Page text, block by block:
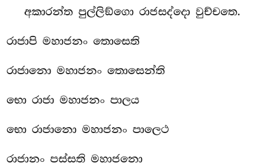
අකාරන්ත පුල්ලිඞ්ගො රාජසද්දො වුච්චතෙ.
රාජාපි මහාජනං තොසෙති
රාජානො මහාජනං තොසෙන්ති
භො රාජා මහාජනං පාලය
භො රාජානො මහාජනං පාලෙථ
රාජානං පස්සති මහාජනො